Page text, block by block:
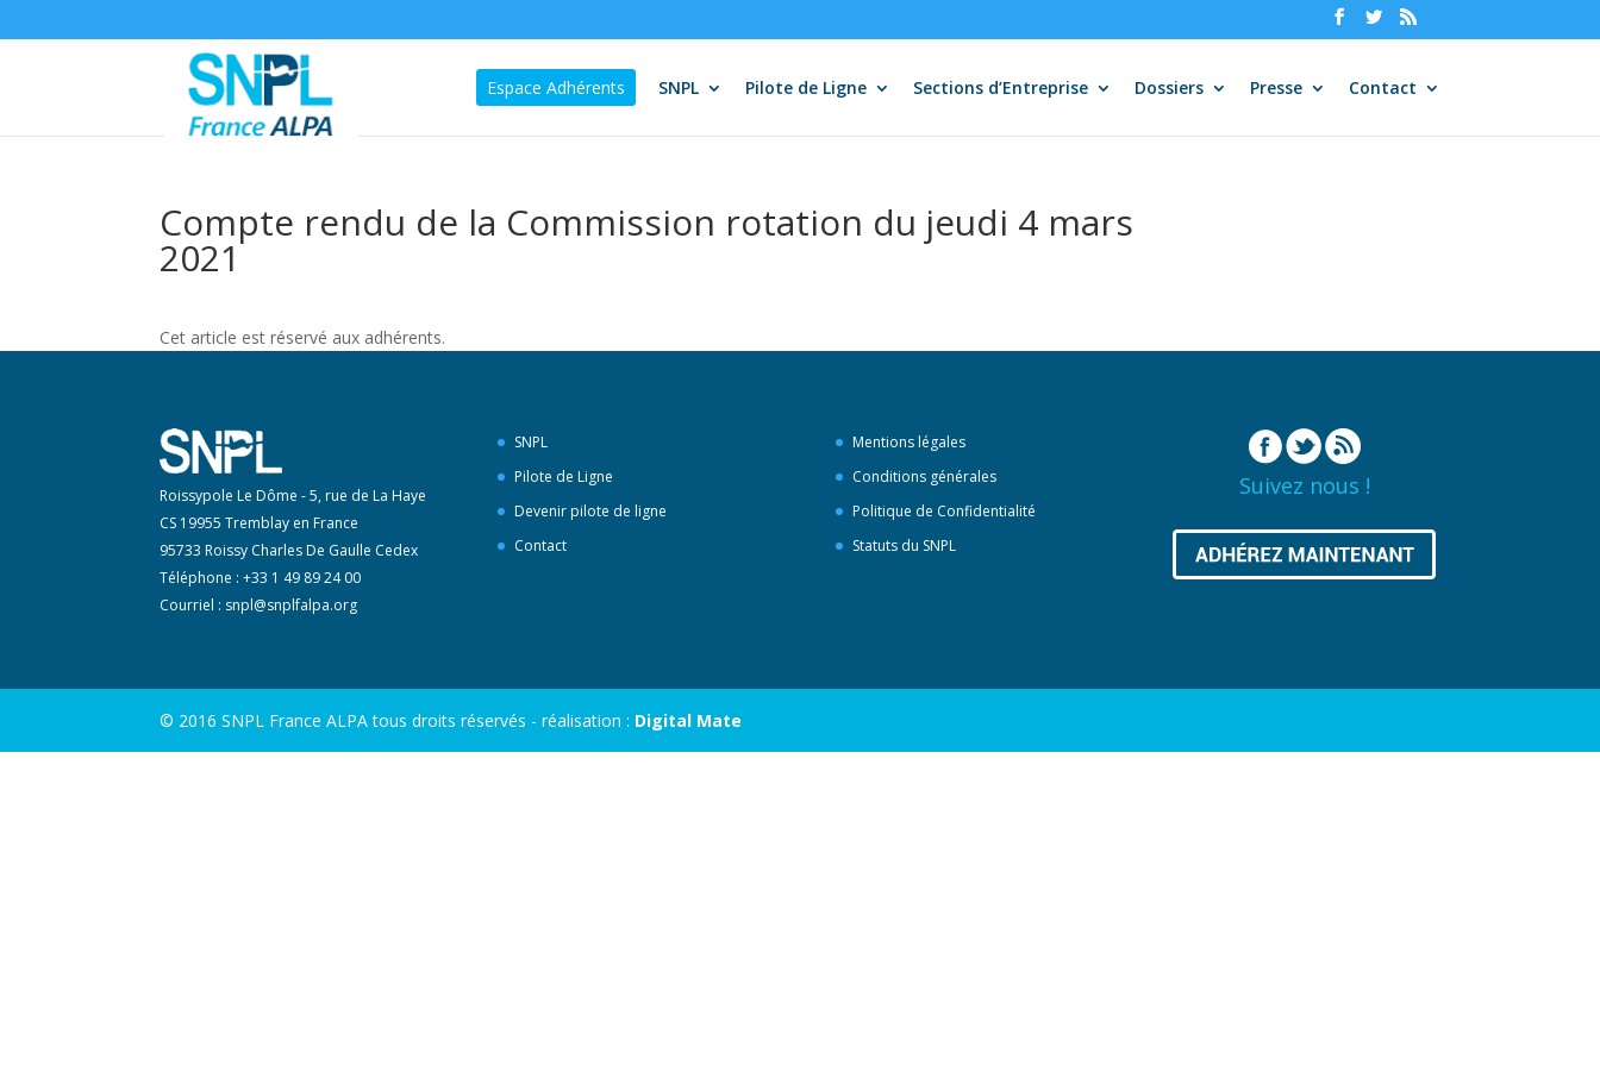
Espace Adhérents SNPL Pilote de Ligne Sections d’Entreprise Dossiers Presse Contact
Compte rendu de la Commission rotation du jeudi 4 mars
2021
Cet article est réservé aux adhérents.
Roissypole Le Dôme - 5, rue de La Haye
CS 19955 Tremblay en France
95733 Roissy Charles De Gaulle Cedex
Téléphone : +33 1 49 89 24 00
Courriel : snpl@snplfalpa.org
SNPL
Pilote de Ligne
Devenir pilote de ligne
Contact
Mentions légales
Conditions générales
Politique de Confidentialité
Statuts du SNPL
Suivez nous !
© 2016 SNPL France ALPA tous droits réservés - réalisation : Digital Mate